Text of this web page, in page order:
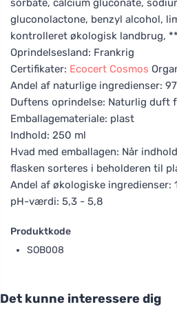
gluconolactone, benzyl alcohol,
kontrolleret økologisk landbrug,
Oprindelsesland: Frankrig
Certifikater: Ecocert Cosmos
Andel af naturlige ingredienser: 97
Duftens oprindelse: Naturlig duft
Emballagemateriale: plast
Indhold: 250 ml
Hvad med emballagen: Når
flasken sorteres i beholderen til
Andel af økologiske ingredienser:
pH-værdi: 5,3 - 5,8
Produktkode
SOB008
Det kunne interessere dig